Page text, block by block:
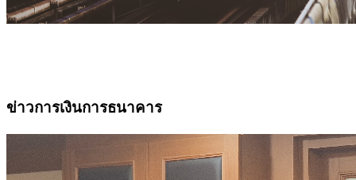
ข่าวการเงินการธนาคาร